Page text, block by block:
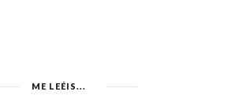
ME LEÉIS...